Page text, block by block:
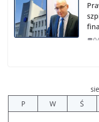
Wiata Wielkopolska.
P
W Ś